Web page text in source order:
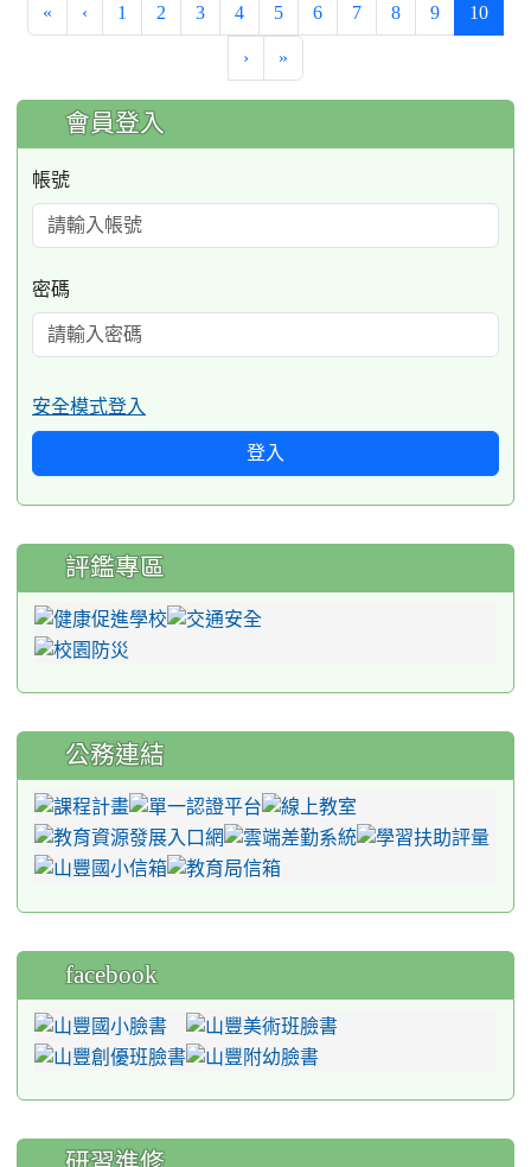
« ‹ 1 2 3 4 5 6 7 8 9 10
› »
:::
會員登入
帳號
密碼
安全模式登入
登入
評鑑專區
公務連結
facebook